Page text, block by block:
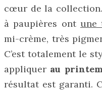
cœur de la
à paupières ont une
mi-crème, très
C’est totalement le
appliquer au
résultat est garanti.